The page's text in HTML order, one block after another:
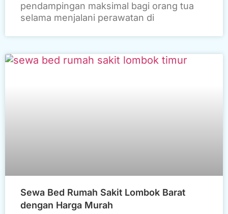
pendampingan maksimal bagi orang tua
selama menjalani perawatan di
Sewa Bed Rumah Sakit Lombok Barat
dengan Harga Murah